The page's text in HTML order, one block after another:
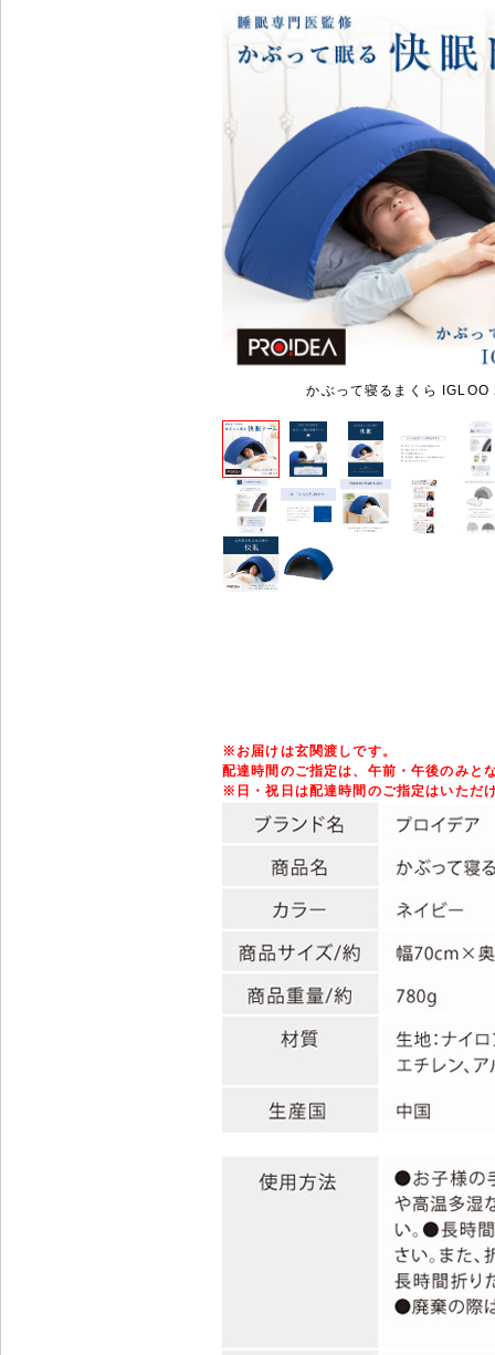
かぶって寝るまくら IGLOO
※ お届けは玄関渡しです。
配達時間のご指定は、午前・午後のみと
※ 日・祝日は配達時間のご指定はいただ